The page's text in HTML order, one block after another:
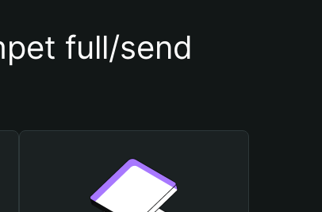
full/send